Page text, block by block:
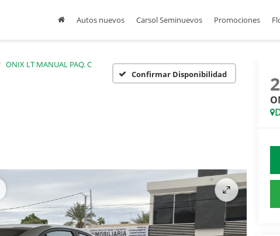
Autos nuevos Carsol Seminuevos Promociones
ONIX LT MANUAL PAQ. C
Confirmar Disponibilidad